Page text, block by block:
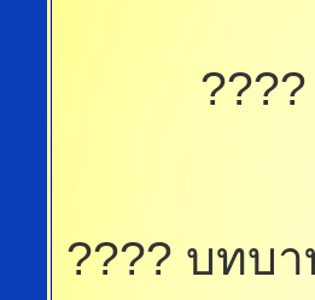
???? บทบ